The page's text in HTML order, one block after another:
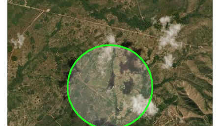
Terras
indígenas
(FUNAI)
UC Federal
UC Estaduais
UC
Municipais
Hidrografia
1:1.000.000
(ANA)